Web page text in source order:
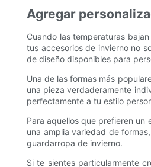
Agregar
Cuando las temperaturas
tus accesorios de invierno no
de diseño disponibles para
Una de las formas más
una pieza verdaderamente
perfectamente a tu estilo
Para aquellos que prefieren un
una amplia variedad de
guardarropa de invierno.
Si te sientes particularmente